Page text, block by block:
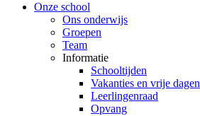
Onze school
Ons onderwijs
Groepen
Team
Informatie
Schooltijden
Vakanties en vrije dagen
Leerlingenraad
Opvang